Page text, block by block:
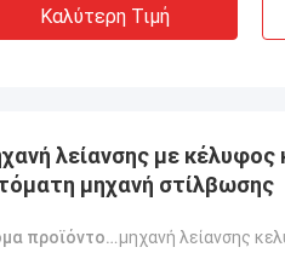
Καλύτερη Τιμή
λείανσης με
μηχανή στίλβωσης
Όνομα προϊόντος:μηχανή λείανσης